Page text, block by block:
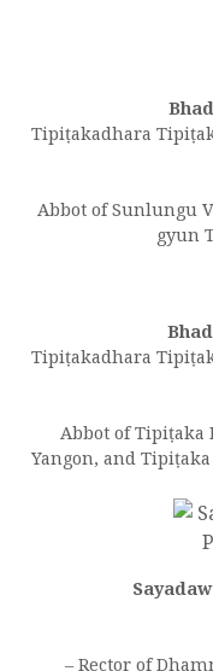
Tipiṭakadhara
Abbot of Sunlungu
gyun
Tipiṭakadhara
Abbot of Tipiṭaka
Yangon, and
– Rector of